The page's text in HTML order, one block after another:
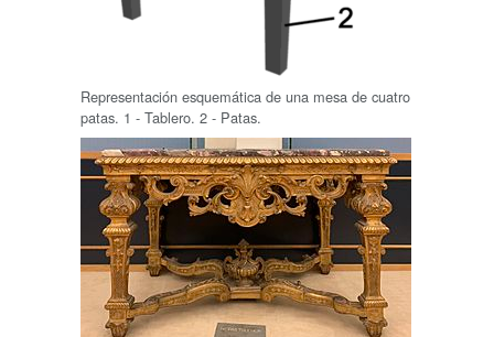
Representación esquemática de una mesa de cuatro
patas. 1 - Tablero. 2 - Patas.